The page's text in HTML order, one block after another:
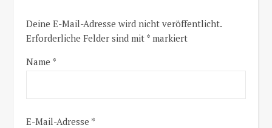
Deine E-Mail-Adresse wird nicht veröffentlicht.
Erforderliche Felder sind mit * markiert
Name *
E-Mail-Adresse *